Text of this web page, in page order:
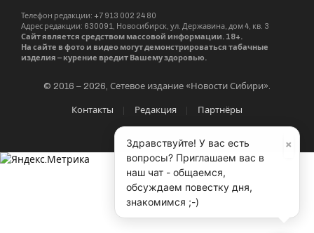
Телефон редакции: +7 913 002 24 80
Адрес редакции: 630091, Новосибирск, ул. Державина, дом 4, кв. 3
Сайт является средством массовой информации. 18+.
На сайте в фото и видео могут демонстрироваться табачные
изделия – курение вредит Вашему здоровью.
© 2016 – 2026, Сетевое издание «Новости Сибири».
Контакты Редакция Партнёры
×
Здравствуйте! У вас есть
вопросы? Приглашаем вас в
наш чат - общаемся,
обсуждаем повестку дня,
знакомимся ;-)